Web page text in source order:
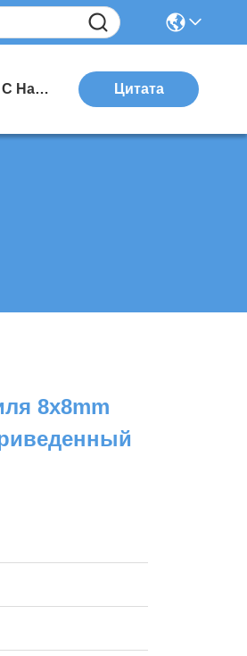
Свяжитесь С Нами Цитата
8x8mm